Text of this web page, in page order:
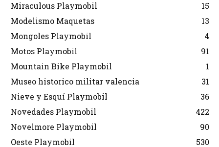
Miraculous Playmobil
15
Modelismo Maquetas
13
Mongoles Playmobil
4
Motos Playmobil
91
Mountain Bike Playmobil
1
Museo historico militar valencia
31
Nieve y Esquí Playmobil
36
Novedades Playmobil
422
Novelmore Playmobil
90
Oeste Playmobil
530